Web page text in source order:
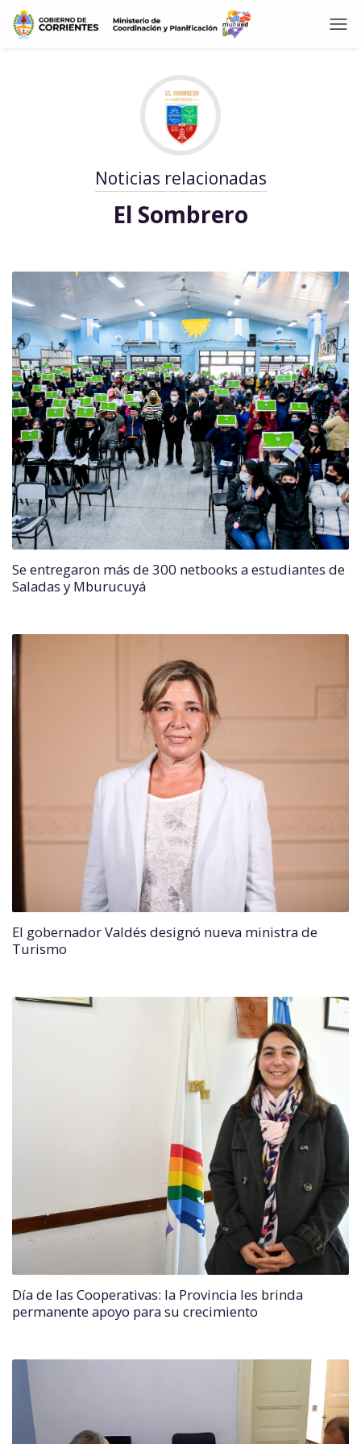
Noticias relacionadas
El Sombrero
Se entregaron más de 300 netbooks a estudiantes de
Saladas y Mburucuyá
El gobernador Valdés designó nueva ministra de
Turismo
Día de las Cooperativas: la Provincia les brinda
permanente apoyo para su crecimiento